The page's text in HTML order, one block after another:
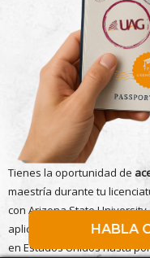
Tienes la oportunidad de
maestría durante tu
con Arizona State
aplicar al programa
en Estados Unidos hasta
HABLA